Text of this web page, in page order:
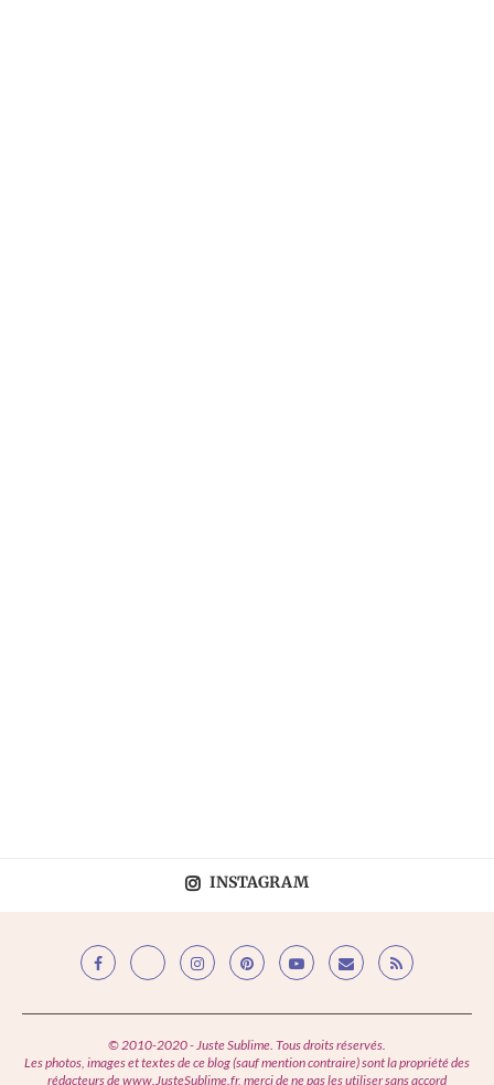
INSTAGRAM
© 2010-2020 - Juste Sublime. Tous droits réservés.
Les photos, images et textes de ce blog (sauf mention contraire) sont la propriété des
rédacteurs de www.JusteSublime.fr, merci de ne pas les utiliser sans accord